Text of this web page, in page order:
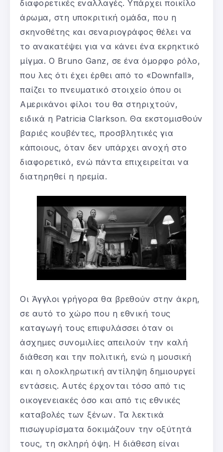
διαφορετικές εναλλαγές. Υπάρχει ποικίλο
άρωμα, στη υποκριτική ομάδα, που η
σκηνοθέτης και σεναριογράφος θέλει να
το ανακατέψει για να κάνει ένα εκρηκτικό
μίγμα. Ο Bruno Ganz, σε ένα όμορφο ρόλο,
που λες ότι έχει έρθει από το «Downfall»,
παίζει το πνευματικό στοιχείο όπου οι
Αμερικάνοι φίλοι του θα στηριχτούν,
ειδικά η Patricia Clarkson. Θα εκστομισθούν
βαριές κουβέντες, προσβλητικές για
κάποιους, όταν δεν υπάρχει ανοχή στο
διαφορετικό, ενώ πάντα επιχειρείται να
διατηρηθεί η ηρεμία.
Οι Άγγλοι γρήγορα θα βρεθούν στην άκρη,
σε αυτό το χώρο που η εθνική τους
καταγωγή τους επιφυλάσσει όταν οι
άσχημες συνομιλίες απειλούν την καλή
διάθεση και την πολιτική, ενώ η μουσική
και η ολοκληρωτική αντίληψη δημιουργεί
εντάσεις. Αυτές έρχονται τόσο από τις
οικογενειακές όσο και από τις εθνικές
καταβολές των ξένων. Τα λεκτικά
πισωγυρίσματα δοκιμάζουν την οξύτητά
τους, τη σκληρή όψη. Η διάθεση είναι